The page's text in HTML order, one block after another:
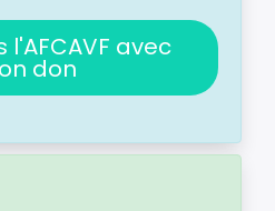
l'AFCAVF avec
don